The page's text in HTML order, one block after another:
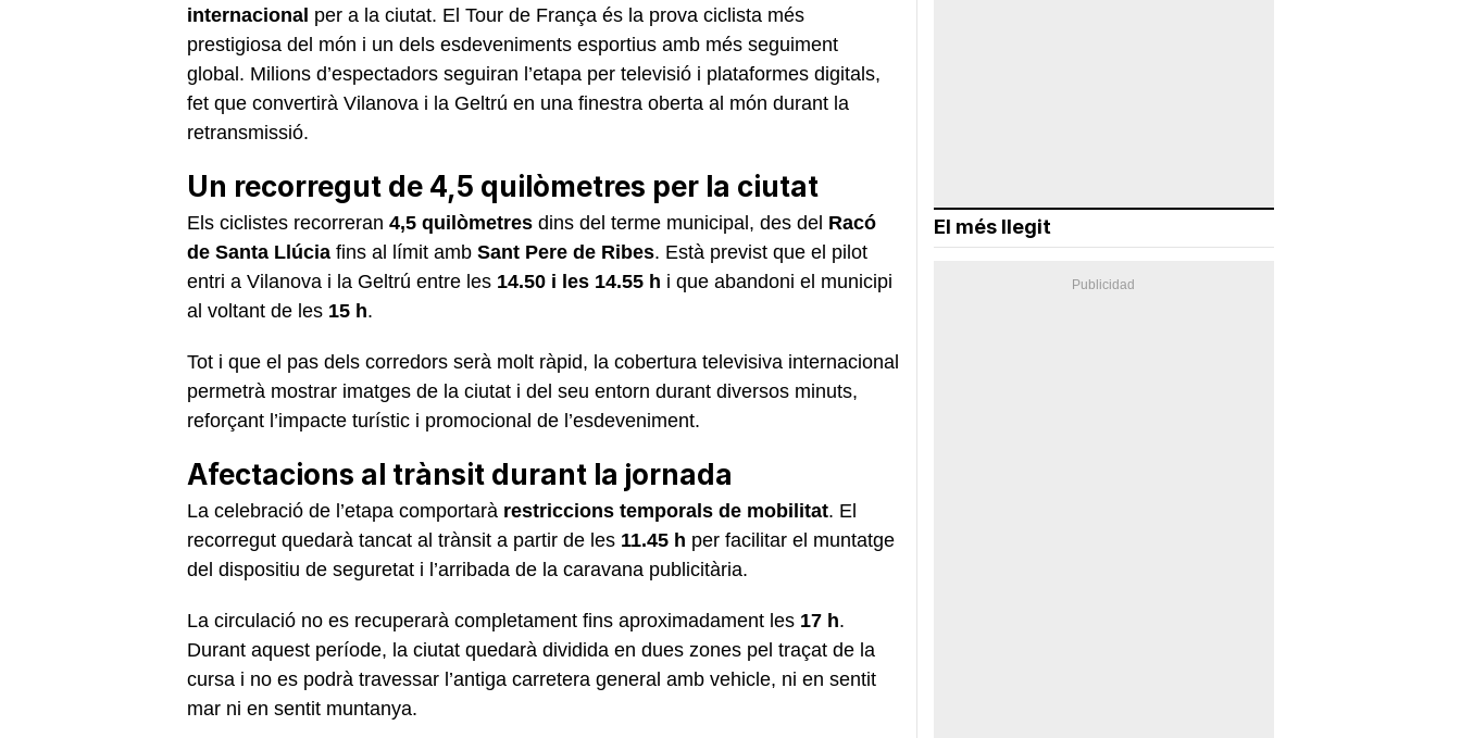
internacional per a la ciutat. El Tour de França és la prova ciclista més
prestigiosa del món i un dels esdeveniments esportius amb més seguiment
global. Milions d’espectadors seguiran l’etapa per televisió i plataformes digitals,
fet que convertirà Vilanova i la Geltrú en una finestra oberta al món durant la
retransmissió.
Un recorregut de 4,5 quilòmetres per la ciutat
Els ciclistes recorreran 4,5 quilòmetres dins del terme municipal, des del Racó
de Santa Llúcia fins al límit amb Sant Pere de Ribes. Està previst que el pilot
entri a Vilanova i la Geltrú entre les 14.50 i les 14.55 h i que abandoni el municipi
al voltant de les 15 h.
Tot i que el pas dels corredors serà molt ràpid, la cobertura televisiva internacional
permetrà mostrar imatges de la ciutat i del seu entorn durant diversos minuts,
reforçant l’impacte turístic i promocional de l’esdeveniment.
Afectacions al trànsit durant la jornada
La celebració de l’etapa comportarà restriccions temporals de mobilitat. El
recorregut quedarà tancat al trànsit a partir de les 11.45 h per facilitar el muntatge
del dispositiu de seguretat i l’arribada de la caravana publicitària.
La circulació no es recuperarà completament fins aproximadament les 17 h.
Durant aquest període, la ciutat quedarà dividida en dues zones pel traçat de la
cursa i no es podrà travessar l’antiga carretera general amb vehicle, ni en sentit
mar ni en sentit muntanya.
El més llegit